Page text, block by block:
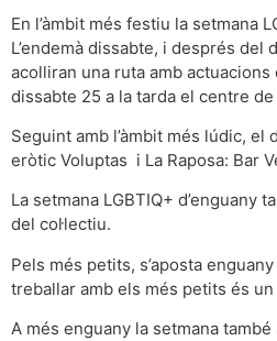
En l’àmbit més festiu la setmana
L’endemà dissabte, i després
acolliran una ruta amb
dissabte 25 a la tarda el centre de
Seguint amb l’àmbit més lúdic,
eròtic Voluptas i La Raposa: Bar
La setmana LGBTIQ+ d’enguany
del col·lectiu.
Pels més petits, s’aposta
treballar amb els més petits és
A més enguany la setmana